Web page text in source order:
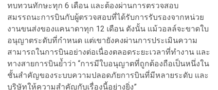
ทบทวนทักษะทุก 6 เดือน และต้องผ่านการตรวจสอบ
สมรรถนะการบินกับผู้ตรวจสอบที่ได้รับการรับรองจากหน่วย
งานขนส่งของแคนาดาทุก 12 เดือน ดังนั้น แม้วอลล์จะขาดใบ
อนุญาตระดับที่กำหนด แต่เขายังคงผ่านการประเมินความ
สามารถในการบินอย่างต่อเนื่องตลอดระยะเวลาที่ทำงาน และ
ทางสายการบินย้ำว่า “การมีใบอนุญาตที่ถูกต้องถือเป็นหนึ่งใน
ชั้นสำคัญของระบบความปลอดภัยการบินที่มีหลายระดับ และ
บริษัทให้ความสำคัญกับเรื่องนี้อย่างยิ่ง”